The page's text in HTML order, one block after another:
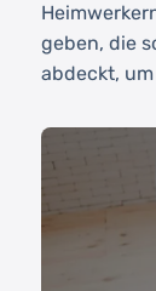
geben, die
abdeckt,